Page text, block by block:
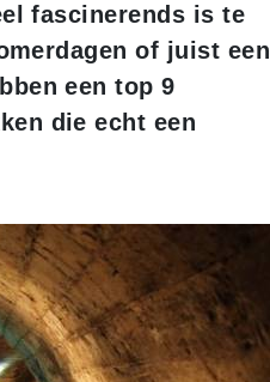
fascinerends is te
of juist een
een top 9
die echt een